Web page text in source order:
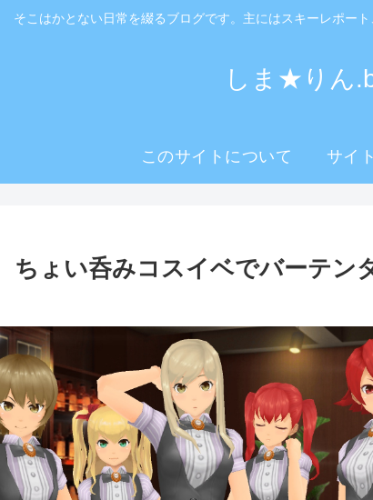
そこはかとない日常を綴るブログです。主にはスキーレポー
しま★りん
このサイトについて サイ
ちょい呑みコスイベでバーテン